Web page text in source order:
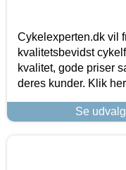
Cykelexperten.dk vil
kvalitetsbevidst
kvalitet, gode priser
deres kunder. Klik
Se